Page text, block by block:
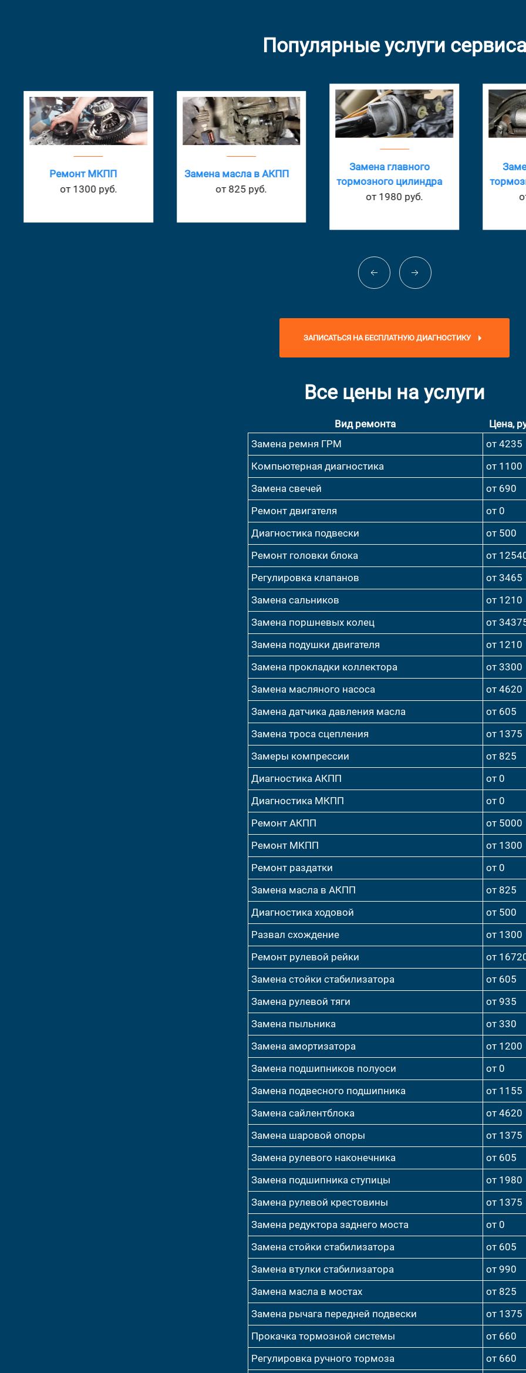
Популярные услуги
Ремонт МКПП
от 1300 руб.
Замена масла в АКПП
от 825 руб.
Замена главного
тормозного цилиндра
от 1980 руб.
ЗАПИСАТЬСЯ НА БЕСПЛАТНУЮ ДИАГНОСТИКУ
Все цены на услуги
Вид ремонта
Цена,
Замена ремня ГРМ
от 4235
Компьютерная диагностика
от 1100
Замена свечей
от 690
Ремонт двигателя
от 0
Диагностика подвески
от 500
Ремонт головки блока
от
Регулировка клапанов
от 3465
Замена сальников
от 1210
Замена поршневых колец
от
Замена подушки двигателя
от 1210
Замена прокладки коллектора
от 3300
Замена масляного насоса
от 4620
Замена датчика давления масла
от 605
Замена троса сцепления
от 1375
Замеры компрессии
от 825
Диагностика АКПП
от 0
Диагностика МКПП
от 0
Ремонт АКПП
от 5000
Ремонт МКПП
от 1300
Ремонт раздатки
от 0
Замена масла в АКПП
от 825
Диагностика ходовой
от 500
Развал схождение
от 1300
Ремонт рулевой рейки
от
Замена стойки стабилизатора
от 605
Замена рулевой тяги
от 935
Замена пыльника
от 330
Замена амортизатора
от 1200
Замена подшипников полуоси
от 0
Замена подвесного подшипника
от 1155
Замена сайлентблока
от 4620
Замена шаровой опоры
от 1375
Замена рулевого наконечника
от 605
Замена подшипника ступицы
от 1980
Замена рулевой крестовины
от 1375
Замена редуктора заднего моста
от 0
Замена стойки стабилизатора
от 605
Замена втулки стабилизатора
от 990
Замена масла в мостах
от 825
Замена рычага передней подвески
от 1375
Прокачка тормозной системы
от 660
Регулировка ручного тормоза
от 660